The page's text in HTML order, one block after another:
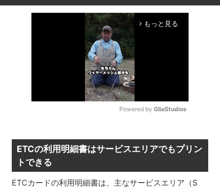
arrow_forward_ios もっと見る
Powered by GliaStudios
ETCの利用明細書はサービスエリアでもプリン
トできる
ETCカードの利用明細書は、主なサービスエリア（S